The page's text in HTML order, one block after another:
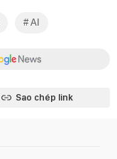
AI
Sao chép link